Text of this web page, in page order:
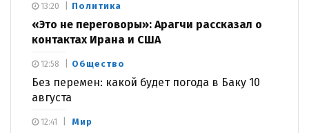
Политика
«Это не переговоры»: Арагчи рассказал о
контактах Ирана и США
13:20
Общество
Без перемен: какой будет погода в Баку 10
августа
12:58
Мир
12:41